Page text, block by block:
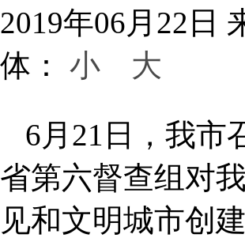
2019年06月22日
体： 小 大
6月21日，我市
省第六督查组对
见和文明城市创